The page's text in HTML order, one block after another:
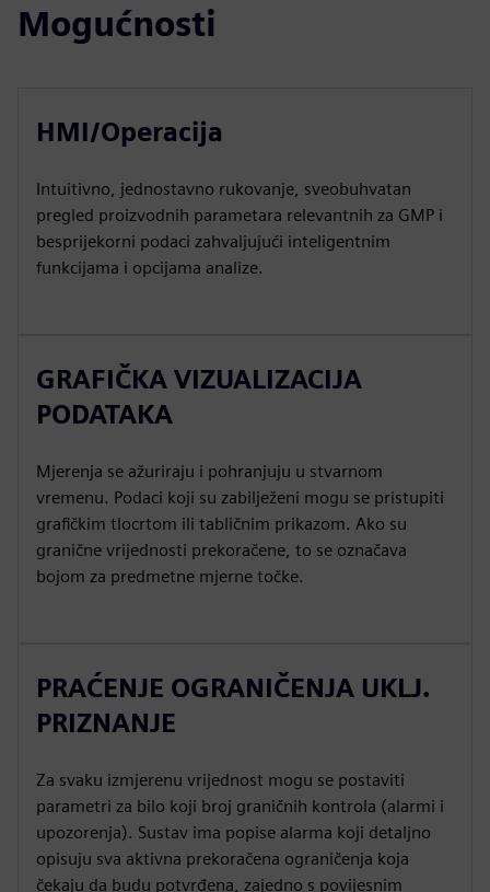
Mogućnosti
HMI/Operacija
Intuitivno, jednostavno rukovanje, sveobuhvatan
pregled proizvodnih parametara relevantnih za GMP i
besprijekorni podaci zahvaljujući inteligentnim
funkcijama i opcijama analize.
GRAFIČKA VIZUALIZACIJA
PODATAKA
Mjerenja se ažuriraju i pohranjuju u stvarnom
vremenu. Podaci koji su zabilježeni mogu se pristupiti
grafičkim tlocrtom ili tabličnim prikazom. Ako su
granične vrijednosti prekoračene, to se označava
bojom za predmetne mjerne točke.
PRAĆENJE OGRANIČENJA UKLJ.
PRIZNANJE
Za svaku izmjerenu vrijednost mogu se postaviti
parametri za bilo koji broj graničnih kontrola (alarmi i
upozorenja). Sustav ima popise alarma koji detaljno
opisuju sva aktivna prekoračena ograničenja koja
čekaju da budu potvrđena, zajedno s povijesnim